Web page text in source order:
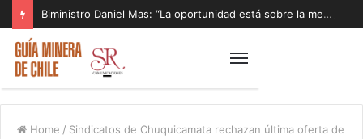
Biministro Daniel Mas: “La oportunidad está sobre la mesa y tenemos que aprovecharla”
Home / Sindicatos de Chuquicamata rechazan última oferta de